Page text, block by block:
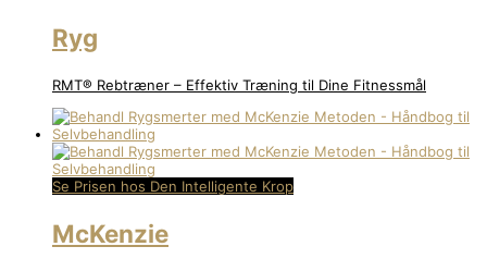
Ryg
RMT® Rebtræner – Effektiv Træning til Dine Fitnessmål
Se Prisen hos Den Intelligente Krop
McKenzie